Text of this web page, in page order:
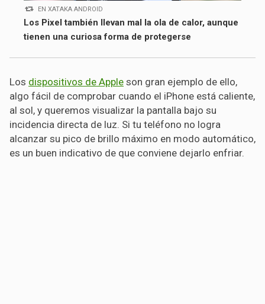
EN XATAKA ANDROID
Los Pixel también llevan mal la ola de calor, aunque
tienen una curiosa forma de protegerse
Los dispositivos de Apple son gran ejemplo de ello,
algo fácil de comprobar cuando el iPhone está caliente,
al sol, y queremos visualizar la pantalla bajo su
incidencia directa de luz. Si tu teléfono no logra
alcanzar su pico de brillo máximo en modo automático,
es un buen indicativo de que conviene dejarlo enfriar.